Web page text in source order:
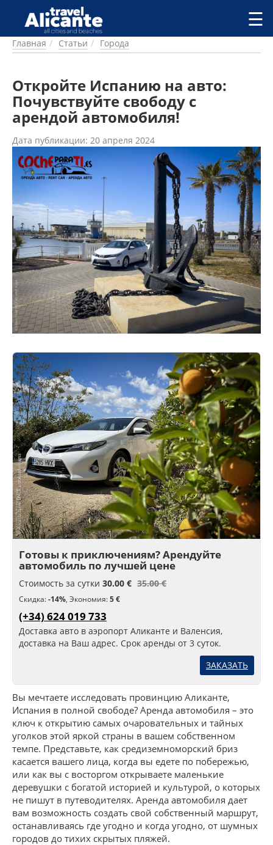
Перейти к основному содержанию
ГОРОДА
ПИТАНИЕ
ПРОЖИВАНИЕ
ПЛЯЖИ
ДОСТОПРИМЕЧАТЕЛЬНОСТИ
КЕМПИНГ
КОМАРКИ (РАЙОНЫ)
РЕЦЕПТЫ
ПРЕДЛОЖЕНИЯ
СТАТЬИ
УСЛУГИ
☰
Главная Статьи Города
Откройте Испанию на авто:
Почувствуйте свободу с
арендой автомобиля!
Дата публикации: 20 апреля 2024
Готовы к приключениям? Арендуйте
автомобиль по лучшей цене
Стоимость за сутки 30.00 € 35.00 €
Скидка:-14%, Экономия:5 €
(+34) 624 019 733
Доставка авто в аэропорт Аликанте и Валенсия,
доставка на Ваш адрес. Срок аренды от 3 суток.
ЗАКАЗАТЬ
Вы мечтаете исследовать провинцию Аликанте,
Испания в полной свободе? Аренда автомобиля – это
ключ к открытию самых очаровательных и тайных
уголков этой яркой страны в вашем собственном
темпе. Представьте, как средиземноморский бриз
касается вашего лица, когда вы едете по побережью,
или как вы с восторгом открываете маленькие
деревушки с богатой историей и культурой, о которых
не пишут в путеводителях. Аренда автомобиля дает
вам возможность создать свой собственный маршрут,
останавливаясь где угодно и когда угодно, от шумных
городов до тихих скрытых пляжей.